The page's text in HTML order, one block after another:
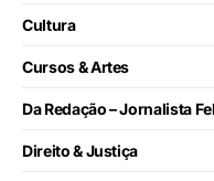
Cultura
Cursos & Artes
Da Redação – Jornalista
Direito & Justiça